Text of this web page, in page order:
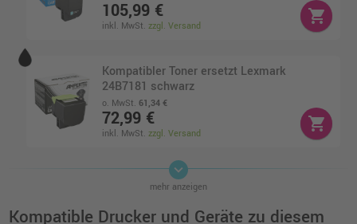
105,99 €
inkl. MwSt.zzgl. Versand
shopping_cart
Kompatibler Toner ersetzt Lexmark
24B7181 schwarz
o. MwSt. 61,34 €
72,99 €
inkl. MwSt.zzgl. Versand
shopping_cart
Kompatibler Toner ersetzt Lexmark
24B7179 magenta
o. MwSt.
keyboard_arrow_down
mehr anzeigen
Kompatible Drucker und Geräte zu diesem